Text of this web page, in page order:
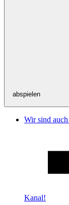
abspielen
Wir sind
Kanal!